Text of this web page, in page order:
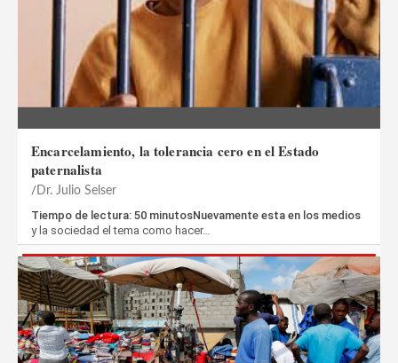
Encarcelamiento, la tolerancia cero en el Estado
paternalista
Dr. Julio Selser
Tiempo de lectura: 50 minutosNuevamente esta en los medios
y la sociedad el tema como hacer…